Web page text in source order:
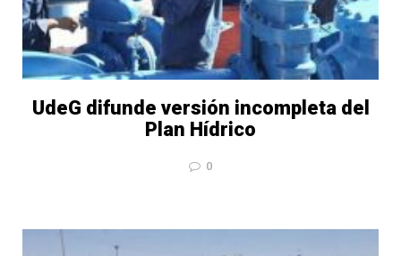
UdeG difunde versión incompleta del
Plan Hídrico
0